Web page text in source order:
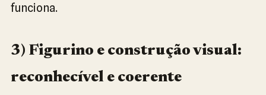
funciona.
3) Figurino e construção visual:
reconhecível e coerente